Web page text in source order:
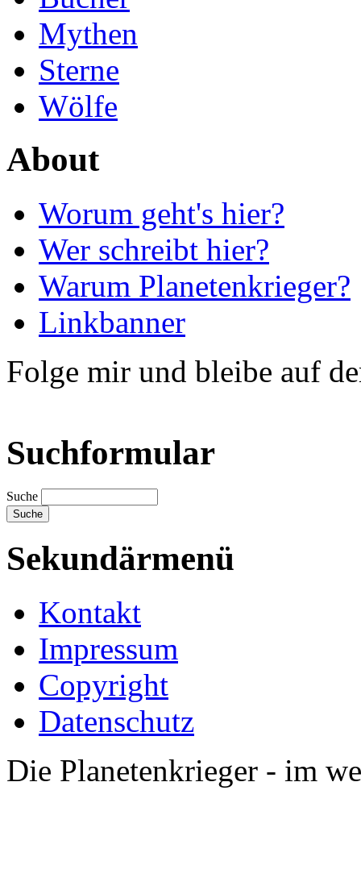
Mythen
Sterne
Wölfe
About
Worum geht's hier?
Wer schreibt hier?
Warum Planetenkrieger?
Linkbanner
Folge mir und bleibe auf
Suchformular
Suche
Sekundärmenü
Kontakt
Impressum
Copyright
Datenschutz
Die Planetenkrieger - im